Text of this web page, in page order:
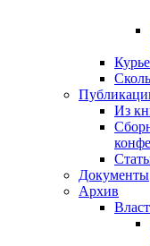
Из
Документы
Архив